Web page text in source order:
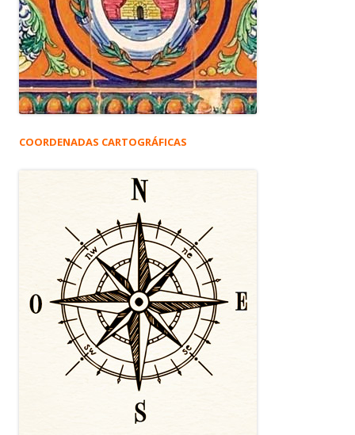
COORDENADAS CARTOGRÁFICAS